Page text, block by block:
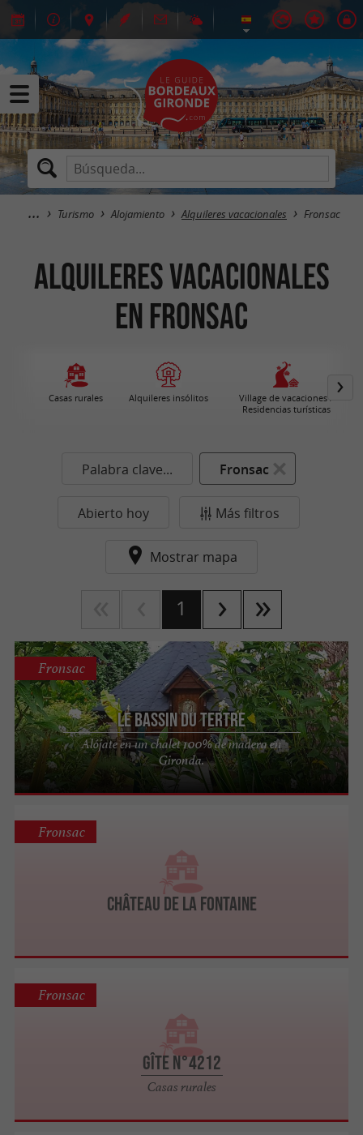
Turismo Alojamiento Alquileres vacacionales Fronsac
Alquileres vacacionales
en Fronsac
Casas rurales Alquileres insólitos
Village de vacaciones /
Residencias turísticas
Palabra clave... Fronsac
Abierto hoy Más filtros
Mostrar mapa
1
Le Bassin du Tertre
Alójate en un chalet 100% de madera en
Gironda.
Fronsac
Château de la Fontaine
Fronsac
Gîte n°4212
Casas rurales
Fronsac